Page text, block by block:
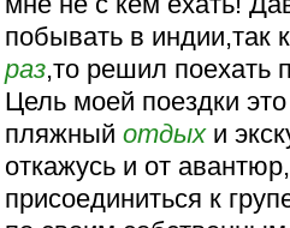
побывать в индии,так
раз,то решил поехать
Цель моей поездки
пляжныйотдыхи
откажусь и от
присоединиться к